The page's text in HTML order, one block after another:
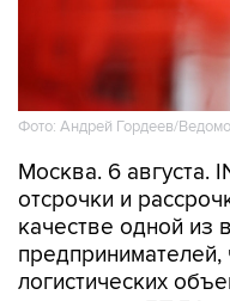
Фото: Андрей Гордеев/
Москва. 6 августа.
отсрочки и
качестве одной
логистических